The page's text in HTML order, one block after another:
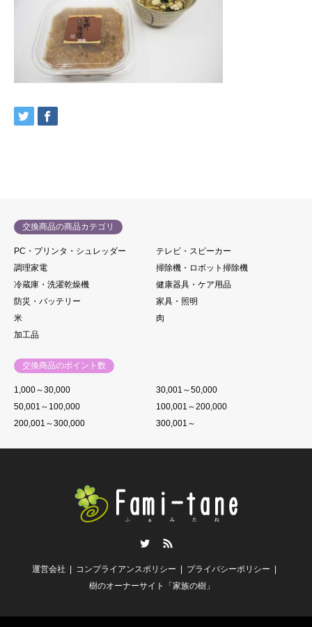
交換商品の商品カテゴリ
PC・プリンタ・シュレッダー
テレビ・スピーカー
調理家電
掃除機・ロボット掃除機
冷蔵庫・洗濯乾燥機
健康器具・ケア用品
防災・バッテリー
家具・照明
米
肉
加工品
交換商品のポイント数
1,000～30,000
30,001～50,000
50,001～100,000
100,001～200,000
200,001～300,000
300,001～
運営会社 コンプライアンスポリシー
プライバシーポリシー
樹のオーナーサイト「家族の樹」